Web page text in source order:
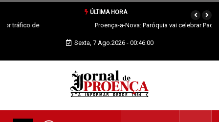
ÚLTIMA HORA
Proença-a-Nova: Paróquia vai celebrar Padroeira
Sexta, 7 Ago.2026 - 00:46:01